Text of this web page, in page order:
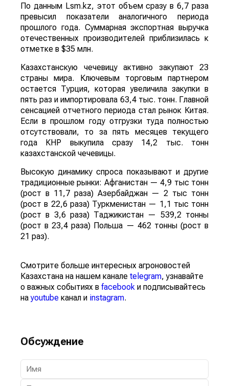
По данным Lsm.kz, этот объем сразу в 6,7 раза
превысил показатели аналогичного периода
прошлого года. Суммарная экспортная выручка
отечественных производителей приблизилась к
отметке в $35 млн.
Казахстанскую чечевицу активно закупают 23
страны мира. Ключевым торговым партнером
остается Турция, которая увеличила закупки в
пять раз и импортировала 63,4 тыс. тонн. Главной
сенсацией отчетного периода стал рынок Китая.
Если в прошлом году отгрузки туда полностью
отсутствовали, то за пять месяцев текущего
года КНР выкупила сразу 14,2 тыс. тонн
казахстанской чечевицы.
Высокую динамику спроса показывают и другие
традиционные рынки: Афганистан — 4,9 тыс тонн
(рост в 11,7 раза) Азербайджан — 2 тыс тонн
(рост в 22,6 раза) Туркменистан — 1,1 тыс тонн
(рост в 3,6 раза) Таджикистан — 539,2 тонны
(рост в 23,4 раза) Польша — 462 тонны (рост в
21 раз).
Смотрите больше интересных агроновостей
Казахстана на нашем канале telegram, узнавайте
о важных событиях в facebook и подписывайтесь
наyoutube канал и instagram.
Обсуждение